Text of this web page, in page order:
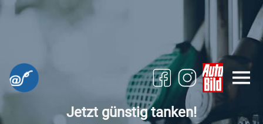
Jetzt günstig tanken!